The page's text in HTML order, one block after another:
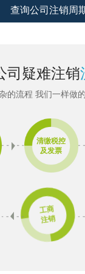
查询公司注销周
司疑难注销
的流程 我们一样做
清缴税控
及发票
工商
注销